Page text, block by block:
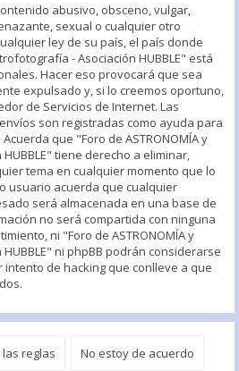
abusivo, obsceno, vulgar,
sexual o cualquier otro
ley de su país, el país donde
- Asociación HUBBLE" está
Hacer eso provocará que sea
expulsado y, si lo creemos oportuno,
de Servicios de Internet. Las
son registradas como ayuda para
que "Foro de ASTRONOMÍA y
tiene derecho a eliminar,
tema en cualquier momento que lo
usuario acuerda que cualquier
será almacenada en una base de
no será compartida con ninguna
ni "Foro de ASTRONOMÍA y
ni phpBB podrán considerarse
de hacking que conlleve a que